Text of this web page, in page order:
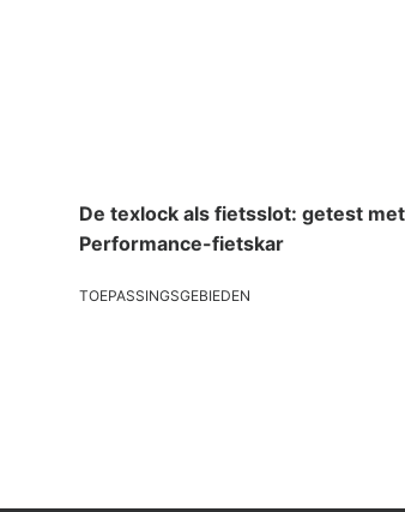
De texlock als fietsslot: getest met
Performance-fietskar
TOEPASSINGSGEBIEDEN